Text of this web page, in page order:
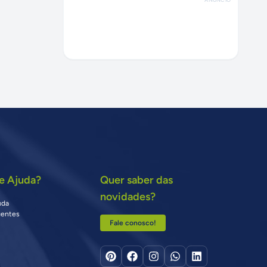
Ajuda?
Quer saber das
novidades?
Fale conosco!